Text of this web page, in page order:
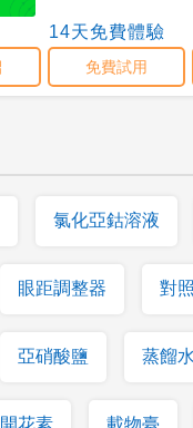
氯化亞鈷溶液
眼距調整器 對
亞硝酸鹽 蒸餾水
開花素 載物臺